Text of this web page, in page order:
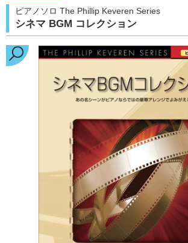
ピアノソロ The Phillip Keveren Series
シネマ BGM コレクション